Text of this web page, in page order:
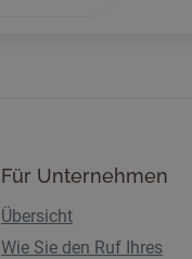
Für Unternehmen
Übersicht
Wie Sie den Ruf Ihres